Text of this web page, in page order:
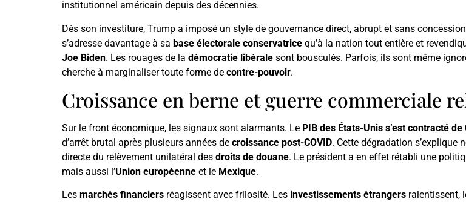
institutionnel américain depuis des décennies.
Dès son investiture, Trump a imposé un style de gouvernance direct, abrupt et sans
s’adresse davantage à sa base électorale conservatrice qu’à la nation tout entière et
Joe Biden. Les rouages de la démocratie libérale sont bousculés. Parfois, ils sont même
cherche à marginaliser toute forme de contre-pouvoir.
Croissance en berne et guerre commerciale
Sur le front économique, les signaux sont alarmants. Le PIB des États-Unis s’est contracté de
d’arrêt brutal après plusieurs années de croissance post-COVID. Cette dégradation s’explique
directe du relèvement unilatéral des droits de douane. Le président a en effet rétabli une
mais aussi l’Union européenne et le Mexique.
Les marchés financiers réagissent avec frilosité. Les investissements étrangers ralentissent,